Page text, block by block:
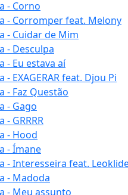
- Corno
- Corromper feat. Melony
- Cuidar de Mim
- Desculpa
- Eu estava aí
EXAGERAR feat. Djou Pi
- Faz Questão
- Gago
- GRRRR
- Hood
- Ímane
- Interesseira feat.
- Madoda
- Meu assunto